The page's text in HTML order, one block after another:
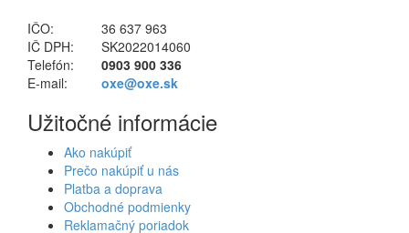
IČO:
36 637 963
IČ DPH:
SK2022014060
Telefón:
0903 900 336
E-mail:
oxe@oxe.sk
Užitočné informácie
Ako nakúpiť
Prečo nakúpiť u nás
Platba a doprava
Obchodné podmienky
Reklamačný poriadok